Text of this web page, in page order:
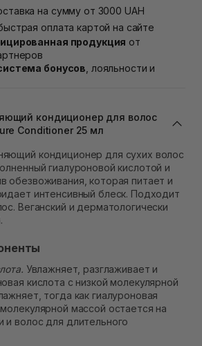
Винниченка 4
Львов, ул. Академика Подстригача,
ул. Степана Бандеры 43
ул. Кулика и Гудачека 23 (ТЦ
на сумму от 3000 UAH
оплата картой на сайте
продукция от
бонусов , лояльности и
кондиционер для волос
Conditioner 25 мл
кондиционер для сухих волос
гиалуроновой кислотой и
обезвоживания, которая питает и
интенсивный блеск. Подходит
Веганский и дерматологически
Увлажняет, разглаживает и
кислота с низкой молекулярной
тогда как гиалуроновая
массой остается на
волос для длительного